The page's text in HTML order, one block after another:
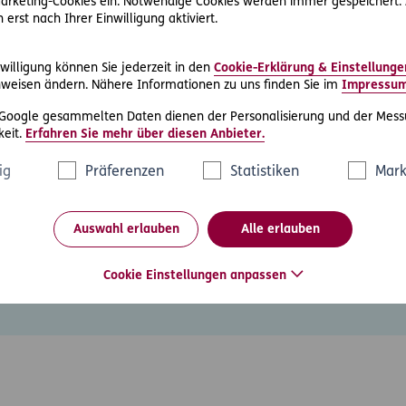
erst nach Ihrer Einwilligung aktiviert.
können Sie jederzeit in den Cookie-Erklärung &
ändern. Nähere Informationen zu uns finden Sie im
gesammelten Daten dienen der Personalisierung und der
Erfahren Sie mehr über diesen Anbieter.
Präferenzen Statistiken
Auswahl erlauben Alle erlauben
Cookie Einstellungen anpassen
die direkte Geräuschquelle und dienen zum Vergleich mit
wahrnehmen.
kann teuer sein – pro Stunde werden 100 Euro und
mit unseren Juristen besprechen.
– Antwort erhalten Sie spätestens am nächsten
Zum Angebot